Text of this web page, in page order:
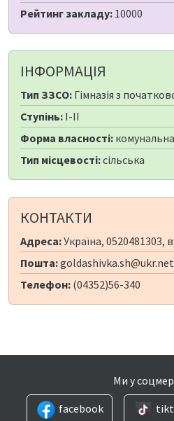
Рейтинг закладу: 10000
ІНФОРМАЦІЯ
Тип ЗЗСО: Гімназія з
Ступінь: I-II
Форма власності: комунальна
Тип місцевості:сільська
КОНТАКТИ
Адреса:Україна, 0520481303,
Пошта:goldashivka.sh@ukr.net
Телефон: (04352)56-340
Ми у
facebook